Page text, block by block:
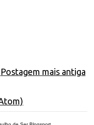
Postagem mais antiga